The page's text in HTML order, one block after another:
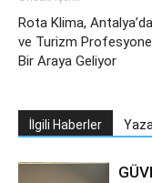
Rota Klima,
ve Turizm
Bir Araya Geliyor
İlgili Haberler